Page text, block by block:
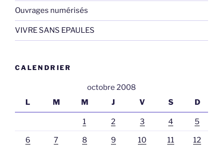
Ouvrages numérisés
VIVRE SANS EPAULES
CALENDRIER
octobre 2008
L
M M J V S D
1 2 3 4 5
6 7 8 9 10 11 12